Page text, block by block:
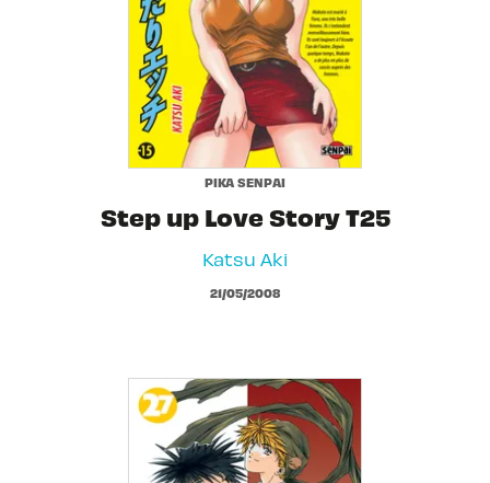
PIKA SENPAI
Step up Love Story T25
Katsu Aki
21/05/2008